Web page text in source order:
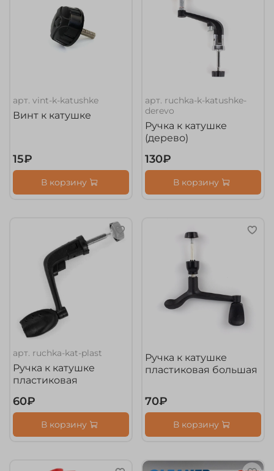
арт.vint-k-katushke
Винт к катушке
15₽
В корзину
арт. ruchka-k-katushke-
derevo
Ручка к катушке
(дерево)
130₽
В корзину
арт. ruchka-kat-plast
Ручка к катушке
пластиковая
60₽
В корзину
Ручка к катушке
пластиковая большая
70₽
В корзину